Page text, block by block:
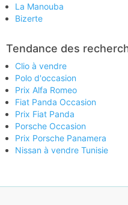
La Manouba
Bizerte
Tendance des
Clio à vendre
Polo d'occasion
Prix Alfa Romeo
Fiat Panda Occasion
Prix Fiat Panda
Porsche Occasion
Prix Porsche Panamera
Nissan à vendre Tunisie